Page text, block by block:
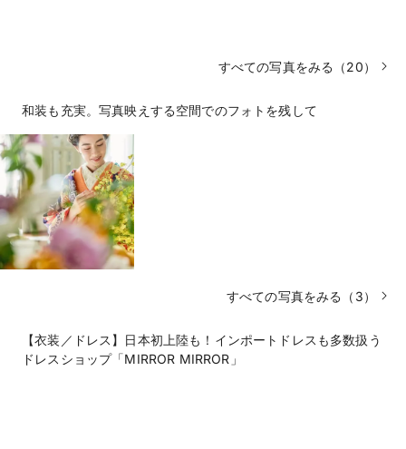
すべての写真をみる（20）
和装も充実。写真映えする空間でのフォトを残して
すべての写真をみる（3）
【衣装／ドレス】日本初上陸も！インポートドレスも多数扱う
ドレスショップ「MIRROR MIRROR」